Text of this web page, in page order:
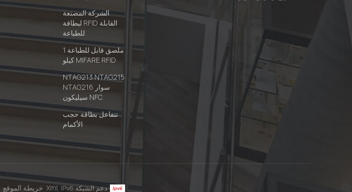
الشركة المصنعة
لبطاقة RFID القابلة
للطباعة
ملصق قابل للطباعة 1
كيلو MIFARE RFID
NTAG213 NTAG215
NTAG216 سوار
سيليكون NFC
تتفاعل بطاقة حجب
الأكمام
خريطة الموقع Xml IPv6 دعم الشبكة